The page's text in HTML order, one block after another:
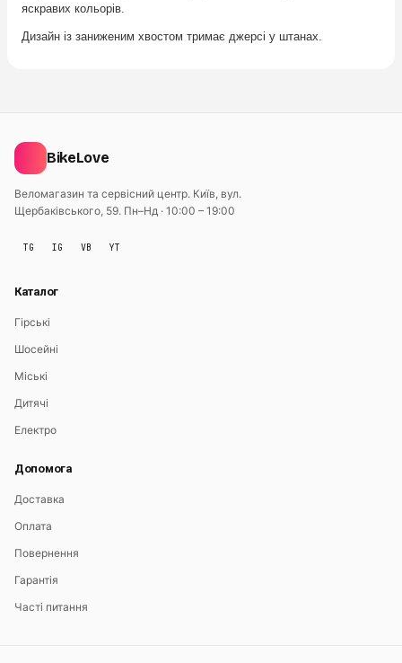
яскравих кольорів.
Дизайн із заниженим хвостом тримає джерсi у штанах.
BikeLove
Веломагазин та сервісний центр. Київ, вул.
Щербаківського, 59. Пн–Нд · 10:00 – 19:00
TG IG VB YT
Каталог
Гірські
Шосейні
Міські
Дитячі
Електро
Допомога
Доставка
Оплата
Повернення
Гарантія
Часті питання